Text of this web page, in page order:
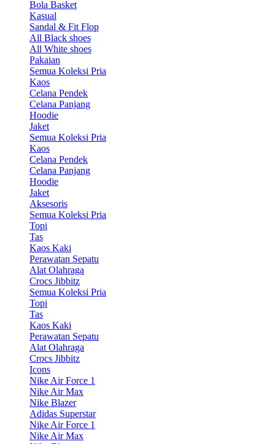
Bola Basket
Kasual
Sandal & Fit Flop
All Black shoes
All White shoes
Pakaian
Semua Koleksi Pria
Kaos
Celana Pendek
Celana Panjang
Hoodie
Jaket
Semua Koleksi Pria
Kaos
Celana Pendek
Celana Panjang
Hoodie
Jaket
Aksesoris
Semua Koleksi Pria
Topi
Tas
Kaos Kaki
Perawatan Sepatu
Alat Olahraga
Crocs Jibbitz
Semua Koleksi Pria
Topi
Tas
Kaos Kaki
Perawatan Sepatu
Alat Olahraga
Crocs Jibbitz
Icons
Nike Air Force 1
Nike Air Max
Nike Blazer
Adidas Superstar
Nike Air Force 1
Nike Air Max